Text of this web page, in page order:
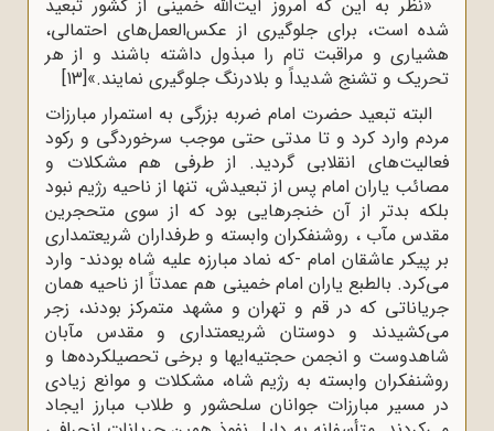
«نظر به این که امروز آیت‌الله خمینی از کشور تبعید
شده است، برای جلوگیری از عکس‌العمل‌های احتمالی،
هشیاری و مراقبت تام را مبذول داشته باشند و از هر
تحریک و تشنج شدیداً و بلادرنگ جلوگیری نمایند.»[13]
البته تبعید حضرت امام ضربه بزرگی به استمرار مبارزات
مردم وارد کرد و تا مدتی حتی موجب سرخوردگی و رکود
فعالیت‌های انقلابی گردید. از طرفی هم مشکلات و
مصائب یاران امام پس از تبعیدش، تنها از ناحیه رژیم نبود
بلکه بدتر از آن خنجرهایی بود که از سوی متحجرین
مقدس مآب ، روشنفکران وابسته و طرفداران شریعتمداری
بر پیکر عاشقان امام -که نماد مبارزه علیه شاه بودند- وارد
می‌کرد. بالطبع یاران امام خمینی هم عمدتاً از ناحیه همان
جریاناتی که در قم و تهران و مشهد متمرکز بودند، زجر
می‌کشیدند و دوستان شریعمتداری و مقدس مآبان
شاهدوست و انجمن حجتیه‌ا‌یها و برخی تحصیلکرده‌ها و
روشنفکران وابسته به رژیم شاه، مشکلات و موانع زیادی
در مسیر مبارزات جوانان سلحشور و طلاب مبارز ایجاد